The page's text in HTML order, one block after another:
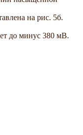
на рис. 5б.
до минус 380 мВ.